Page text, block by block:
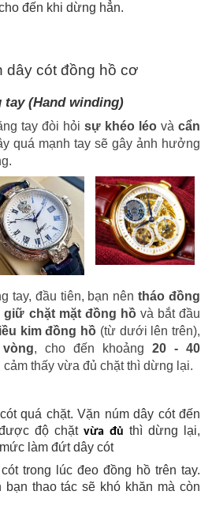
đến khi dừng hẳn.
dây cót đồng hồ cơ
tay (Hand winding)
tay đòi hỏisự khéo léo vàcẩn
quá mạnh tay sẽ gây ảnh hưởng
tay, đầu tiên, bạn nên tháo đồng
giữ chặt mặt đồng hồvà bắt đầu
kim đồng hồ (từ dưới lên trên),
, cho đến khoảng 20 - 40
cảm thấy vừa đủ chặt thì dừng lại.
quá chặt. Vặn núm dây cót đến
độ chặt vừa đủ thì dừng lại,
làm đứt dây cót
trong lúc đeo đồng hồ trên tay.
thao tác sẽ khó khăn mà còn